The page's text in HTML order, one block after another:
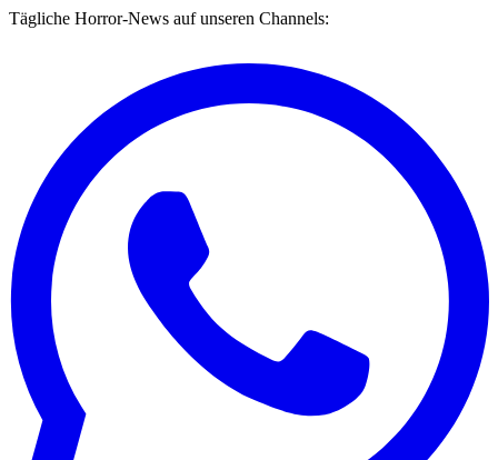
Tägliche Horror-News auf unseren Channels: